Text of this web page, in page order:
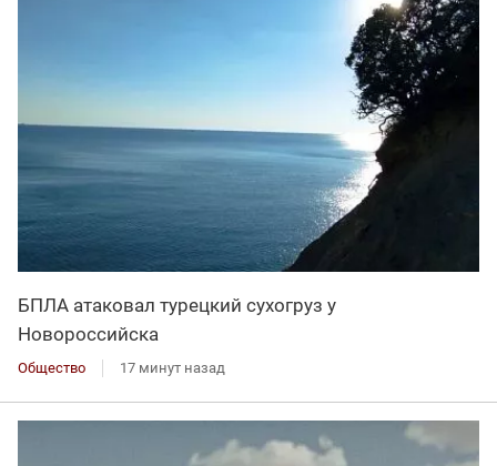
БПЛА атаковал турецкий сухогруз у
Новороссийска
Общество 17 минут назад